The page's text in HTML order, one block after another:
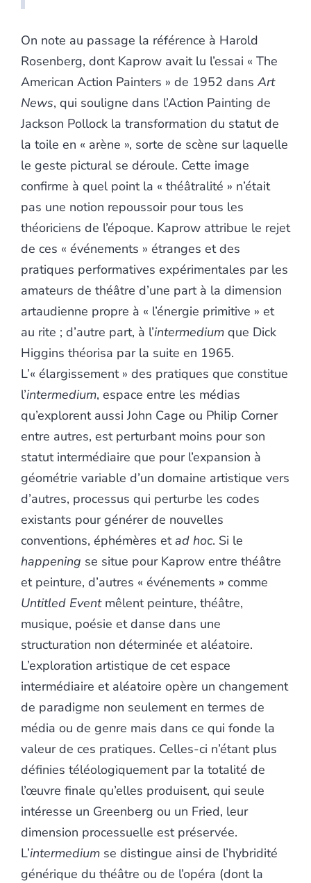
On note au passage la référence à Harold
Rosenberg, dont Kaprow avait lu l’essai « The
American Action Painters » de 1952 dans Art
News, qui souligne dans l’Action Painting de
Jackson Pollock la transformation du statut de
la toile en « arène », sorte de scène sur laquelle
le geste pictural se déroule. Cette image
confirme à quel point la « théâtralité » n’était
pas une notion repoussoir pour tous les
théoriciens de l’époque. Kaprow attribue le rejet
de ces « événements » étranges et des
pratiques performatives expérimentales par les
amateurs de théâtre d’une part à la dimension
artaudienne propre à « l’énergie primitive » et
au rite ; d’autre part, à l’intermedium que Dick
Higgins théorisa par la suite en 1965.
L’« élargissement » des pratiques que constitue
l’intermedium, espace entre les médias
qu’explorent aussi John Cage ou Philip Corner
entre autres, est perturbant moins pour son
statut intermédiaire que pour l’expansion à
géométrie variable d’un domaine artistique vers
d’autres, processus qui perturbe les codes
existants pour générer de nouvelles
conventions, éphémères etad hoc. Si le
happening se situe pour Kaprow entre théâtre
et peinture, d’autres « événements » comme
Untitled Eventmêlent peinture, théâtre,
musique, poésie et danse dans une
structuration non déterminée et aléatoire.
L’exploration artistique de cet espace
intermédiaire et aléatoire opère un changement
de paradigme non seulement en termes de
média ou de genre mais dans ce qui fonde la
valeur de ces pratiques. Celles-ci n’étant plus
définies téléologiquement par la totalité de
l’œuvre finale qu’elles produisent, qui seule
intéresse un Greenberg ou un Fried, leur
dimension processuelle est préservée.
L’intermedium se distingue ainsi de l’hybridité
générique du théâtre ou de l’opéra (dont la